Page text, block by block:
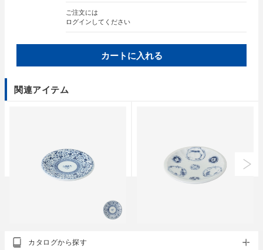
ご注文には
ログイン してください
カートに入れる
関連アイテム
クラシノウツワ
カタログから探す